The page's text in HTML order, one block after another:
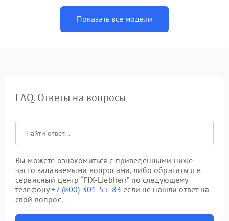
Показать все модели
FAQ. Ответы на вопросы
Вы можете ознакомиться с приведенными ниже
часто задаваемыми вопросами, либо обратиться в
сервисный центр “FIX-Liebherr” по следующему
телефону+7 (800) 301-55-83 если не нашли ответ на
свой вопрос.